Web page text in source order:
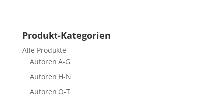
Produkt-Kategorien
Alle Produkte
Autoren A-G
Autoren H-N
Autoren O-T